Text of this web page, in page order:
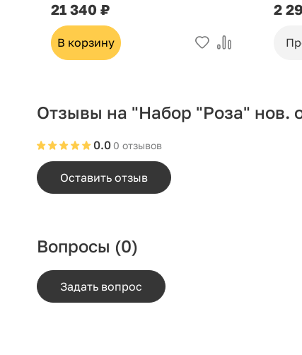
21 340 ₽
В корзину
2
Отзывы на "Набор "Роза" нов.
0 отзывов
0.0
Оставить отзыв
Вопросы (0)
Задать вопрос